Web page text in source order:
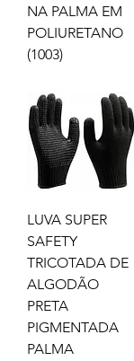
NA PALMA EM
POLIURETANO
(1003)
LUVA SUPER
SAFETY
TRICOTADA DE
ALGODÃO
PRETA
PIGMENTADA
PALMA